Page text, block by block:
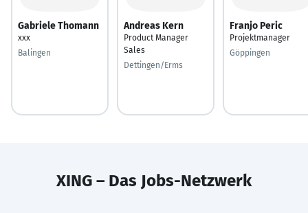
Gabriele Thomann
xxx
Balingen
Andreas Kern
Product Manager
Sales
Dettingen/Erms
Franjo Peric
Projektmanager
Göppingen
XING – Das Jobs-Netzwerk